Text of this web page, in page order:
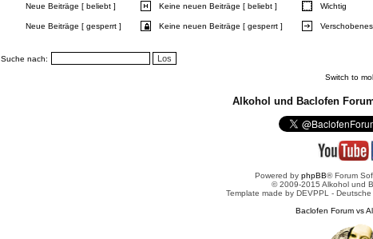
Neue Beiträge [ beliebt ] Keine neuen Beiträge [ beliebt ] Wichtig
Neue Beiträge [ gesperrt ] Keine neuen Beiträge [ gesperrt ]
Suche nach:
Switch to
Alkohol und Baclofen
Powered by phpBB® Forum
© 2009-2015 Alkohol und
Template made by DEVPPL -
Baclofen Forum vs